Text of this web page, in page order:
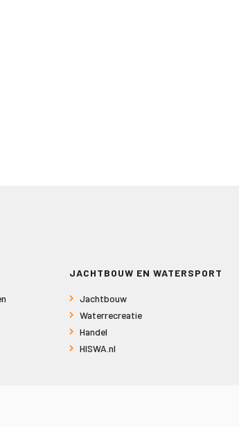
JACHTBOUW EN WATERSPORT
Jachtbouw
Waterrecreatie
Handel
HISWA.nl